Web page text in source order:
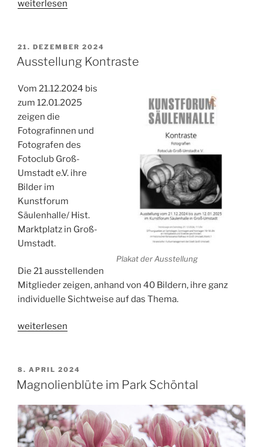
„Ungewöhnliches
weiterlesen
VERÖFFENTLICHT
AM
21. DEZEMBER 2024
Ausstellung Kontraste
Plakat der Ausstellung
Vom 21.12.2024 bis
zum 12.01.2025
zeigen die
Fotografinnen und
Fotografen des
Fotoclub Groß-
Umstadt e.V. ihre
Bilder im
Kunstforum
Säulenhalle/ Hist.
Marktplatz in Groß-
Umstadt.
Die 21 ausstellenden
Mitglieder zeigen, anhand von 40 Bildern, ihre ganz
individuelle Sichtweise auf das Thema.
„Ausstellung
weiterlesen
VERÖFFENTLICHT
AM
8. APRIL 2024
Magnolienblüte im Park Schöntal